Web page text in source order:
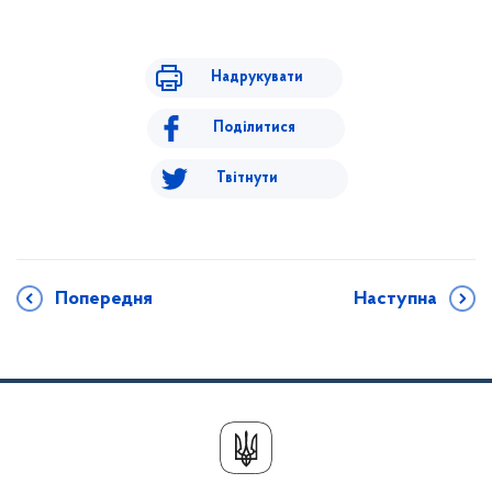
Надрукувати
Поділитися
Твітнути
Попередня Наступна